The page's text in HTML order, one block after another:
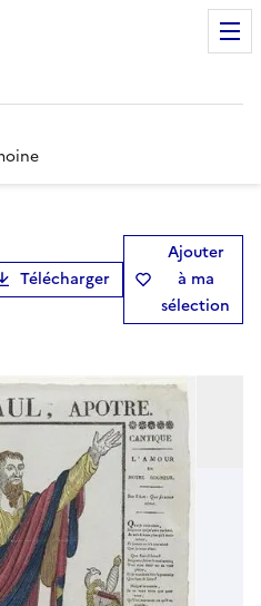
Télécharger
Ajouter
à ma
sélection